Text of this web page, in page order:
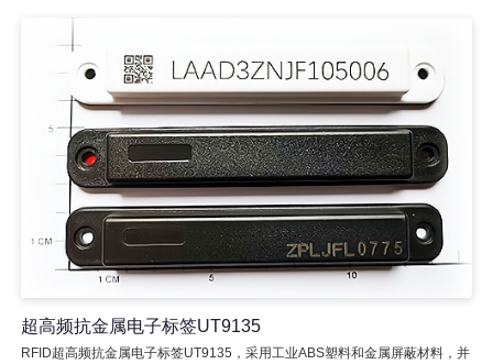
超高频抗金属电子标签UT9135
RFID超高频抗金属电子标签UT9135，采用工业ABS塑料和金属屏蔽材料，并